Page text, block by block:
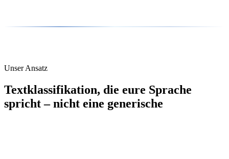
Unser Ansatz
Textklassifikation, die eure Sprache
spricht – nicht eine generische